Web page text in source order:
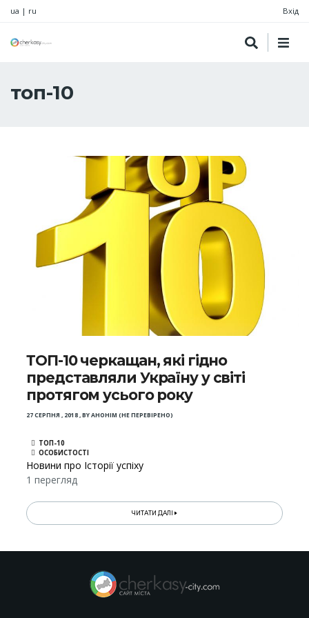
ua | ru Вхід
топ-10
ТОП-10 черкащан, які гідно
представляли Україну у світі
протягом усього року
27 СЕРПНЯ , 2018,BYАНОНІМ (НЕ ПЕРЕВІРЕНО)
ТОП-10
ОСОБИСТОСТІ
Новини про Історії успіху
1 перегляд
ЧИТАТИ ДАЛІ